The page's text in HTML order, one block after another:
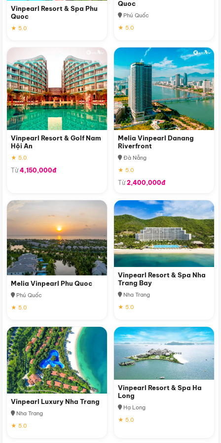
Vinpearl Resort & Spa Phu
Quoc
★ 5.0
Quoc
Phú Quốc
★ 5.0
Vinpearl Resort & Golf Nam
Hội An
★ 5.0
Từ4,150,000đ
Melia Vinpearl Danang
Riverfront
Đà Nẵng
★ 5.0
Từ2,400,000đ
Melia Vinpearl Phu Quoc
Phú Quốc
★ 5.0
Vinpearl Resort & Spa Nha
Trang Bay
Nha Trang
★ 5.0
Vinpearl Luxury Nha Trang
Nha Trang
★ 5.0
Vinpearl Resort & Spa Ha
Long
Hạ Long
★ 5.0